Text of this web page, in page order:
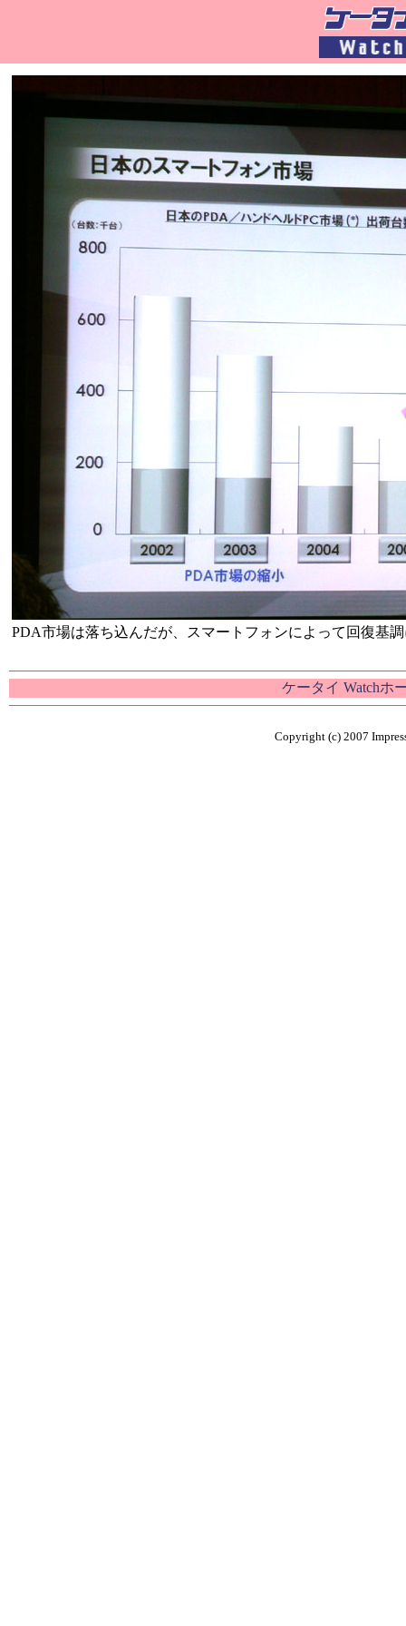
PDA市場は落ち込んだが、スマートフォンによって回復基
ケータイ Watchホ
Copyright (c) 2007